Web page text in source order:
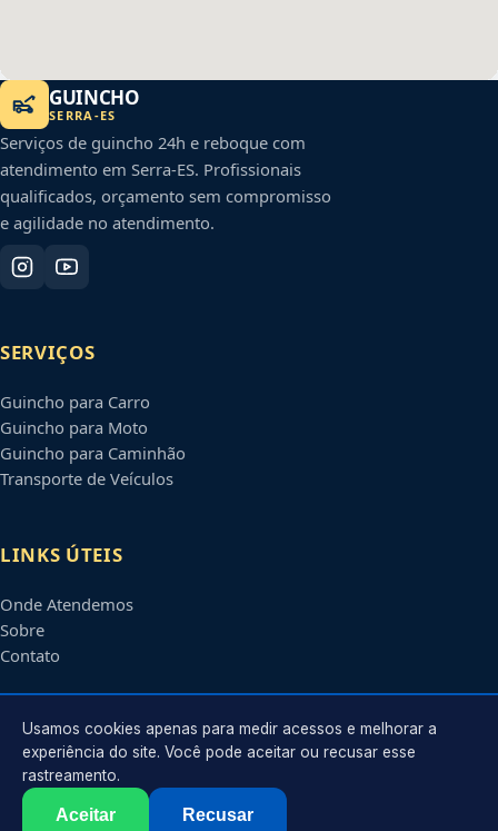
GUINCHO
SERRA -ES
Serviços de guincho 24h e reboque com
atendimento em Serra-ES. Profissionais
qualificados, orçamento sem compromisso
e agilidade no atendimento.
SERVIÇOS
Guincho para Carro
Guincho para Moto
Guincho para Caminhão
Transporte de Veículos
LINKS ÚTEIS
Onde Atendemos
Sobre
Contato
CONTATO
Atendimento em
contato@guinchosserra.com.br
Usamos cookies apenas para medir acessos e melhorar a
experiência do site. Você pode aceitar ou recusar esse
rastreamento.
Aceitar Recusar